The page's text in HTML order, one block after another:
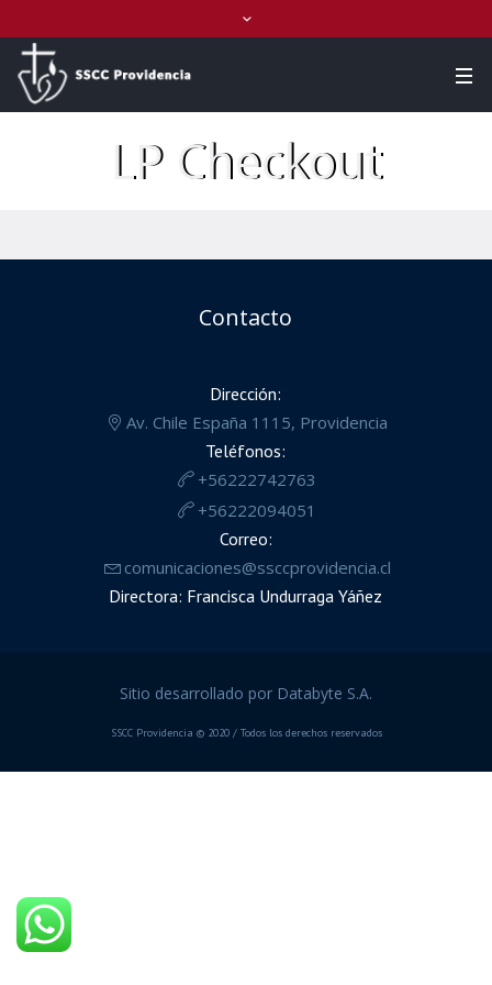
LP Checkout
Contacto
Dirección:
Av. Chile España 1115, Providencia
Teléfonos:
+56222742763
+56222094051
Correo:
comunicaciones@ssccprovidencia.cl
Directora: Francisca Undurraga Yáñez
Sitio desarrollado por Databyte S.A.
SSCC Providencia © 2020 / Todos los derechos reservados